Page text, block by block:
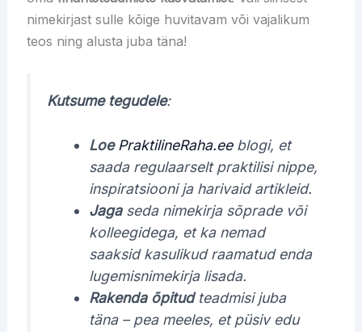
nimekirjast sulle kõige huvitavam või vajalikum
teos ning alusta juba täna!
Kutsume tegudele:
Loe PraktilineRaha.eeblogi, et
saada regulaarselt praktilisi nippe,
inspiratsiooni ja harivaid artikleid.
Jagaseda nimekirja sõprade või
kolleegidega, et ka nemad
saaksid kasulikud raamatud enda
lugemisnimekirja lisada.
Rakenda õpitudteadmisi juba
täna – pea meeles, et püsiv edu